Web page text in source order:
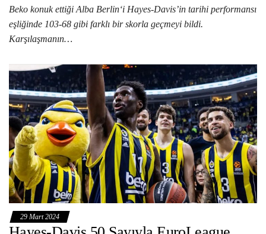
Beko konuk ettiği Alba Berlin‘i Hayes-Davis’in tarihi performansı
eşliğinde 103-68 gibi farklı bir skorla geçmeyi bildi.
Karşılaşmanın…
29 Mart 2024